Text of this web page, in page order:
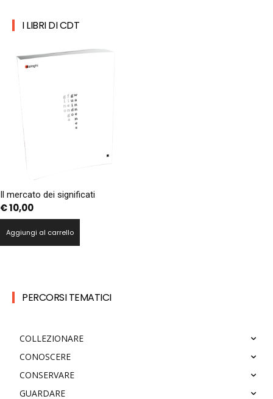
I LIBRI DI CDT
Il mercato dei significati
€10,00
Aggiungi al carrello
PERCORSI TEMATICI
COLLEZIONARE
CONOSCERE
CONSERVARE
GUARDARE